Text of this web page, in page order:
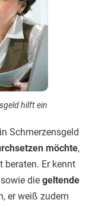
hilft ein
Schmerzensgeld
möchte,
beraten. Er kennt
sowie die geltende
er weiß zudem